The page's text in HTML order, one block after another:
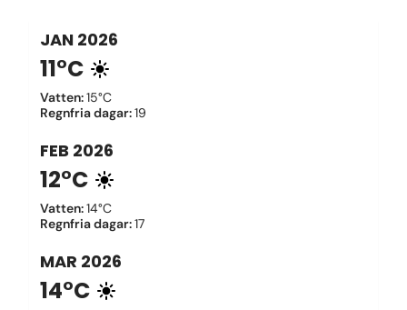
JAN 2026
11°C
Vatten:15°C
Regnfria dagar:19
FEB 2026
12°C
Vatten:14°C
Regnfria dagar:17
MAR 2026
14°C